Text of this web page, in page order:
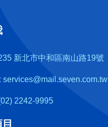
新北市中和區南山路19號
services@mail.seven.com.tw
2242-9995